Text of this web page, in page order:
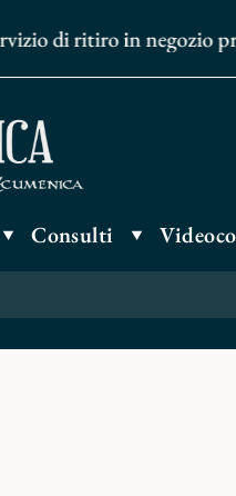
di ritiro in negozio
Consulti